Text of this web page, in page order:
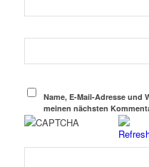
Name, E-Mail-Adresse und
meinen nächsten